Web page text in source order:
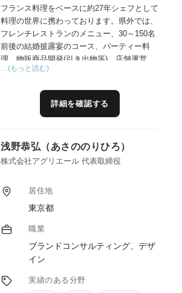
フランス料理をベースに約27年シェフとして
料理の世界に携わっております。県外では、
フレンチレストランのメニュー、30～150名
前後の結婚披露宴のコース、パーティー料
理、物販商品開発(引き出物等)、店舗運営、
全国約40店舗の監修、各都道府県生産者様と
ました。＊生産者様をお招きをして食事会も
幾度と開催してきました。現在、沖縄本島を
レーション含め)、生産者様の食材を商品開
発(物販、飲食等)に携わっております。その
出事業アドバイザーとして生産者様と飲食店
をつなげるイベントやキッチンカー試食付き
産地ツアー、沖縄の魅力発信、継承等を行っ
ております。食の大切さ、食を通じて地域、
社会にこの経験を活かしたい、お役に立ちた
いと考えております。
…(もっと読む)
詳細を確認する
浅野恭弘（あさののりひろ）
株式会社アグリエール 代表取締役
居住地
東京都
職業
ブランドコンサルティング、デザ
イン
実績のある分野